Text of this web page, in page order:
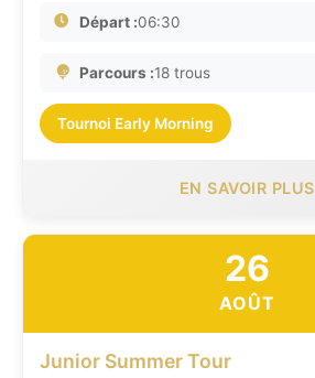
Départ :06:30
Parcours :18 trous
Tournoi Early Morning
EN SAVOIR PLUS
26
AOÛT
Junior Summer Tour